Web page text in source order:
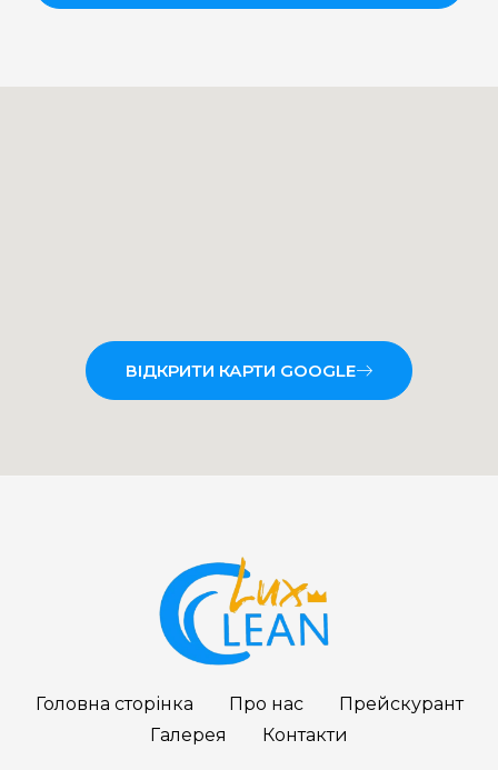
ВІДКРИТИ КАРТИ GOOGLE
Головна сторінка Про нас
Прейскурант
Галерея
Контакти